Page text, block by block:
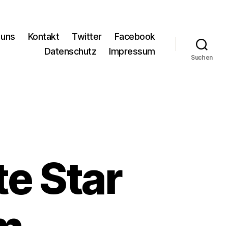
Kontakt Twitter
Facebook
Datenschutz
Impressum
Suchen
Star